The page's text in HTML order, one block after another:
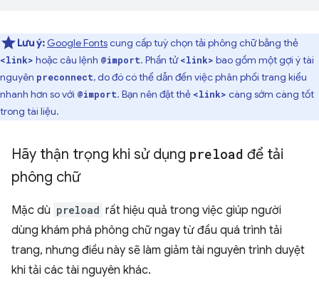
Lưu ý: Google Fontscung cấp tuỳ chọn tải phông chữ bằng thẻ
<link> hoặc câu lệnh @import. Phần tử<link> bao gồm một gợi ý tài
nguyên preconnect, do đó có thể dẫn đến việc phân phối trang kiểu
nhanh hơn so với @import. Bạn nên đặt thẻ <link> càng sớm càng tốt
trong tài liệu.
Hãy thận trọng khi sử dụng preload để tải
phông chữ
Mặc dù preload rất hiệu quả trong việc giúp người
dùng khám phá phông chữ ngay từ đầu quá trình tải
trang, nhưng điều này sẽ làm giảm tài nguyên trình duyệt
khi tải các tài nguyên khác.